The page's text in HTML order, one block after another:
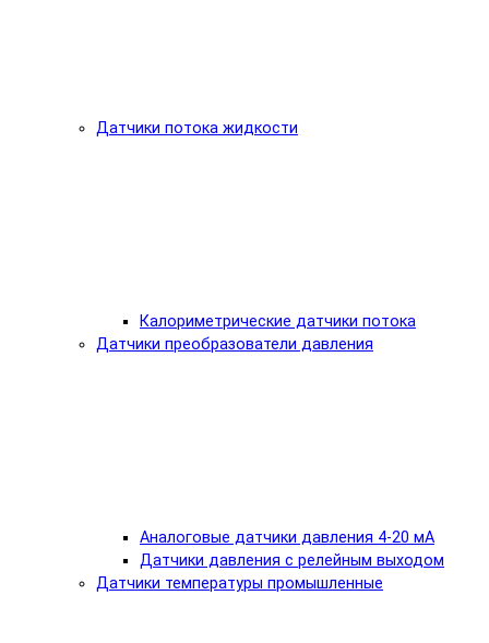
Датчики потока жидкости
Калориметрические датчики потока
Датчики преобразователи давления
Аналоговые датчики давления 4-20 мА
Датчики давления с релейным выходом
Датчики температуры промышленные